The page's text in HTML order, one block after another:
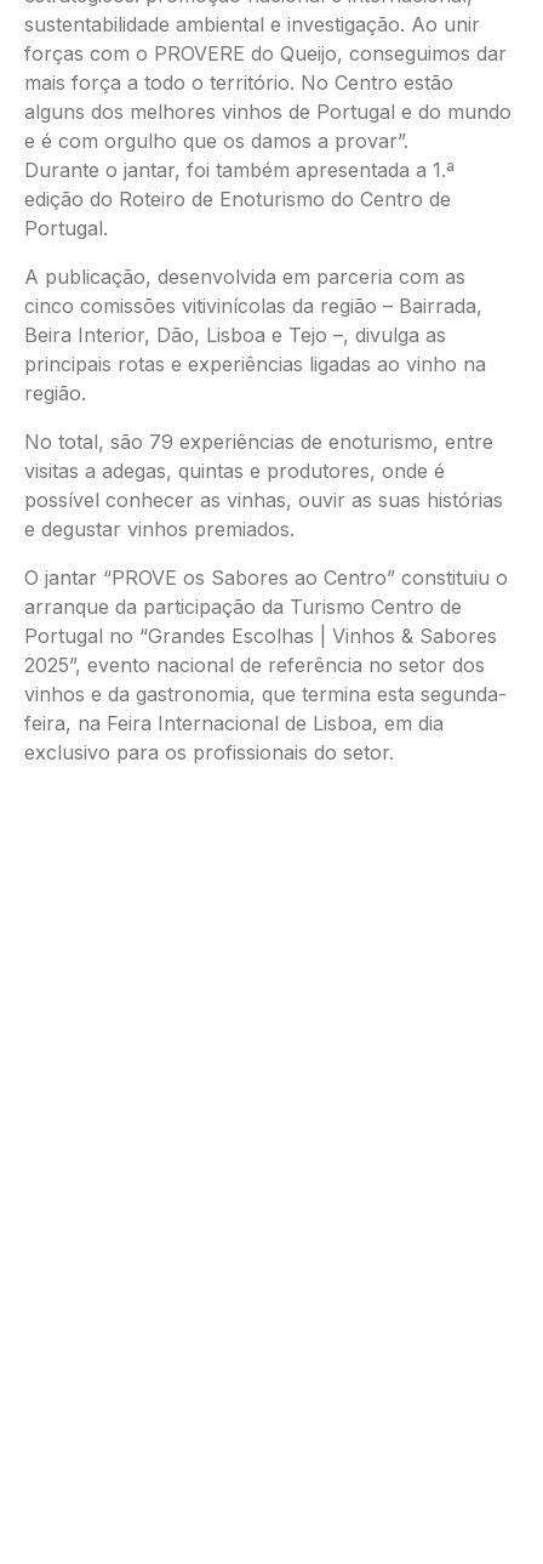
sustentabilidade ambiental e investigação. Ao unir
forças com o PROVERE do Queijo, conseguimos dar
mais força a todo o território. No Centro estão
alguns dos melhores vinhos de Portugal e do mundo
e é com orgulho que os damos a provar”.
Durante o jantar, foi também apresentada a 1.ª
edição do Roteiro de Enoturismo do Centro de
Portugal.
A publicação, desenvolvida em parceria com as
cinco comissões vitivinícolas da região – Bairrada,
Beira Interior, Dão, Lisboa e Tejo –, divulga as
principais rotas e experiências ligadas ao vinho na
região.
No total, são 79 experiências de enoturismo, entre
visitas a adegas, quintas e produtores, onde é
possível conhecer as vinhas, ouvir as suas histórias
e degustar vinhos premiados.
O jantar “PROVE os Sabores ao Centro” constituiu o
arranque da participação da Turismo Centro de
Portugal no “Grandes Escolhas | Vinhos & Sabores
2025”, evento nacional de referência no setor dos
vinhos e da gastronomia, que termina esta segunda-
feira, na Feira Internacional de Lisboa, em dia
exclusivo para os profissionais do setor.